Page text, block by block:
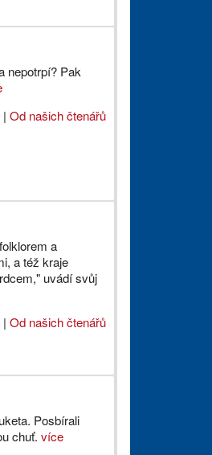
nepotrpí? Pak
| Od našich čtenářů
a
a též kraje
uvádí svůj
| Od našich čtenářů
Posbírali
chuť.více